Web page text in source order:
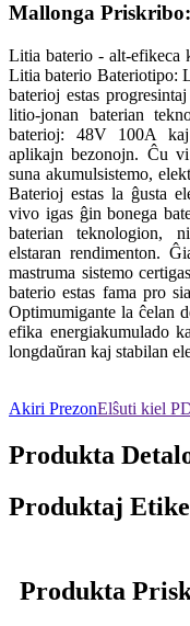
Mallonga Priskribo:
Litia baterio - alt-efikeca
Litia baterio Bateriotipo:
baterioj estas
litio-jonan baterian
baterioj: 48V 100A
aplikajn bezonojn. Ĉu
suna akumulsistemo,
Baterioj estas la ĝusta
vivo igas ĝin bonega
baterian teknologion,
elstaran rendimenton.
mastruma sistemo
baterio estas fama pro
Optimumigante la ĉelan
efika energiakumulado
longdaŭran kaj stabilan
Akiri PrezonElŝuti kiel
Produkta
Produktaj
Produkta